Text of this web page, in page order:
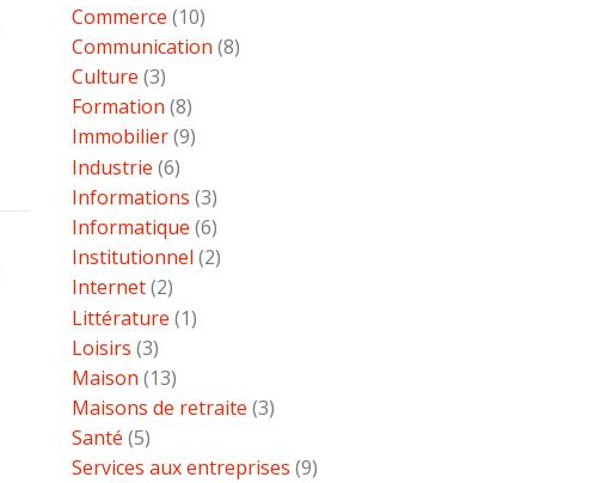
Commerce (10)
Communication (8)
Culture (3)
Formation (8)
Immobilier(9)
Industrie (6)
Informations (3)
Informatique (6)
Institutionnel (2)
Internet(2)
Littérature (1)
Loisirs (3)
Maison (13)
Maisons de retraite (3)
Santé (5)
Services aux entreprises (9)